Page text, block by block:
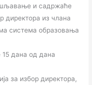
и садржаће
директора из члана
система образовања
15 дана од дана
за избор директора,